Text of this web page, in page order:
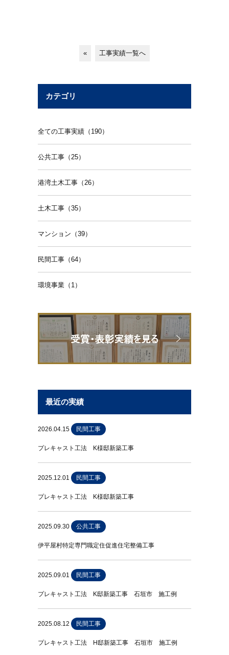
« 工事実績一覧へ
カテゴリ
全ての工事実績（190）
公共工事（25）
港湾土木工事（26）
土木工事（35）
マンション（39）
民間工事（64）
環境事業（1）
最近の実績
2026.04.15 民間工事
プレキャスト工法 K様邸新築工事
2025.12.01 民間工事
プレキャスト工法 K様邸新築工事
2025.09.30 公共工事
伊平屋村特定専門職定住促進住宅整備工事
2025.09.01 民間工事
プレキャスト工法 K邸新築工事 石垣市 施工例
2025.08.12 民間工事
プレキャスト工法 H邸新築工事 石垣市 施工例